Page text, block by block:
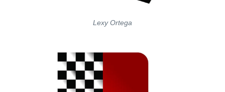
Lexy Ortega